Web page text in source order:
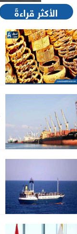
الأكثر قراءةً